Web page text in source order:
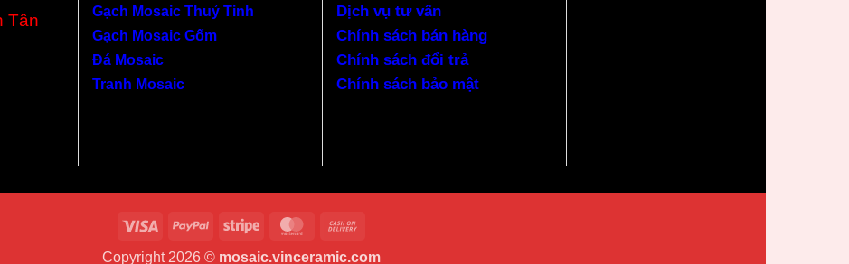
Tân
Gạch Mosaic Thuỷ Tinh
Gạch Mosaic Gốm
Đá Mosaic
Tranh Mosaic
Dịch vụ tư vấn
Chính sách bán hàng
Chính sách đổi trả
Chính sách bảo mật
Visa PayPal Stripe MasterCard
Copyright 2026 © mosaic.vinceramic.com